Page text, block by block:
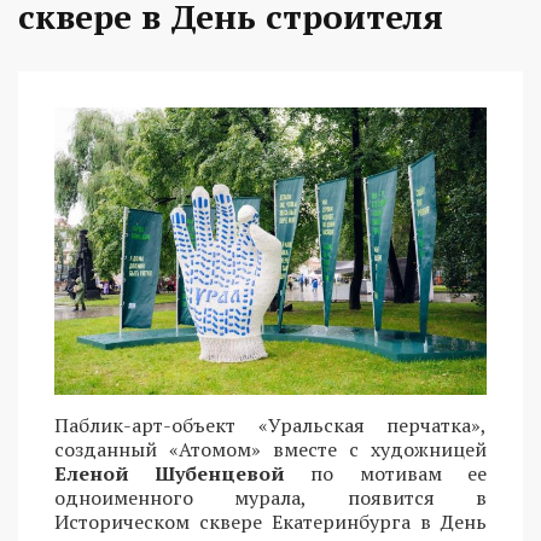
сквере в День строителя
Паблик-арт-объект «Уральская перчатка»,
созданный «Атомом» вместе с художницей
Еленой Шубенцевой по мотивам ее
одноименного мурала, появится в
Историческом сквере Екатеринбурга в День